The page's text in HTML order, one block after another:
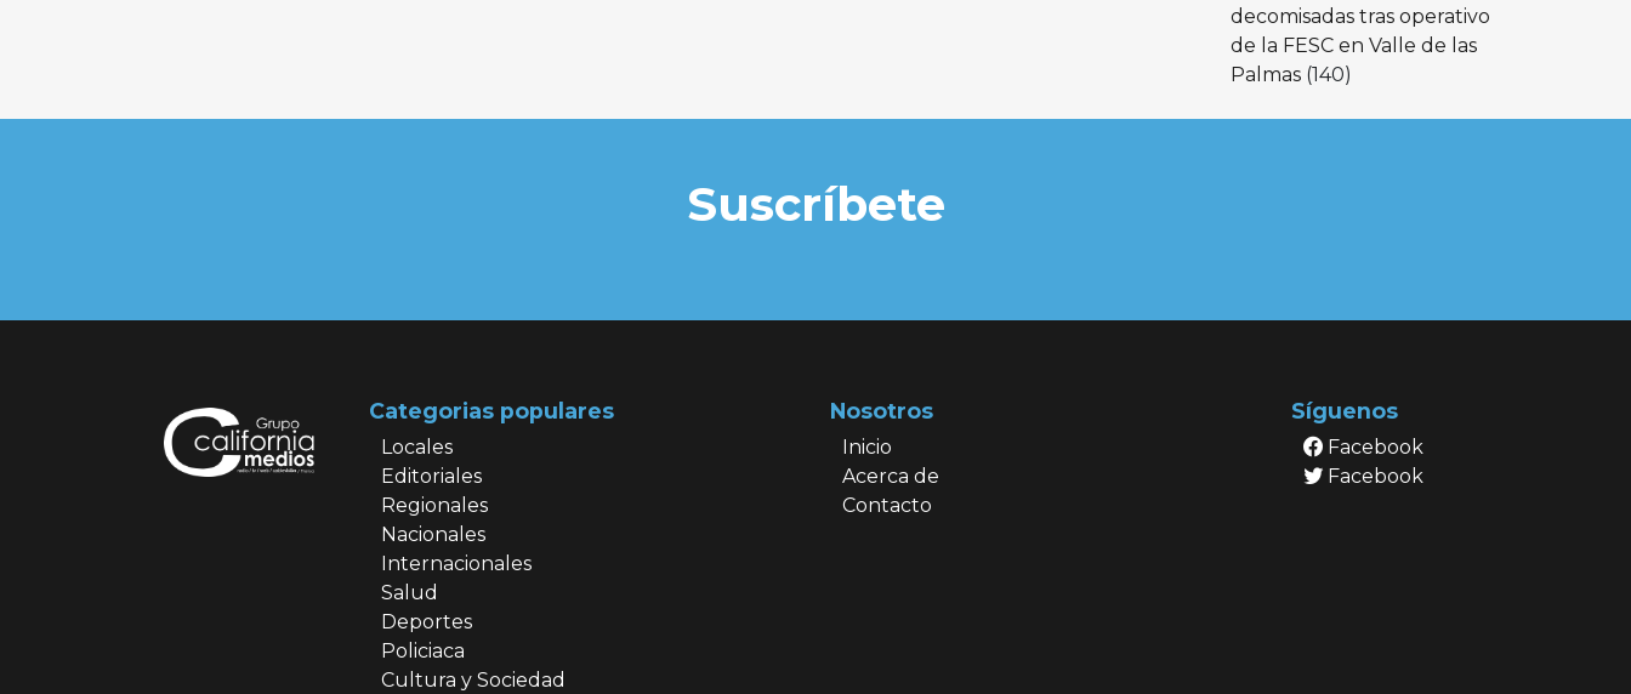
decomisadas tras operativo
de la FESC en Valle de las
Palmas (140)
Suscríbete
Categorias populares
Locales
Editoriales
Regionales
Nacionales
Internacionales
Salud
Deportes
Policiaca
Cultura y Sociedad
Nosotros
Inicio
Acerca de
Contacto
Síguenos
Facebook
Facebook